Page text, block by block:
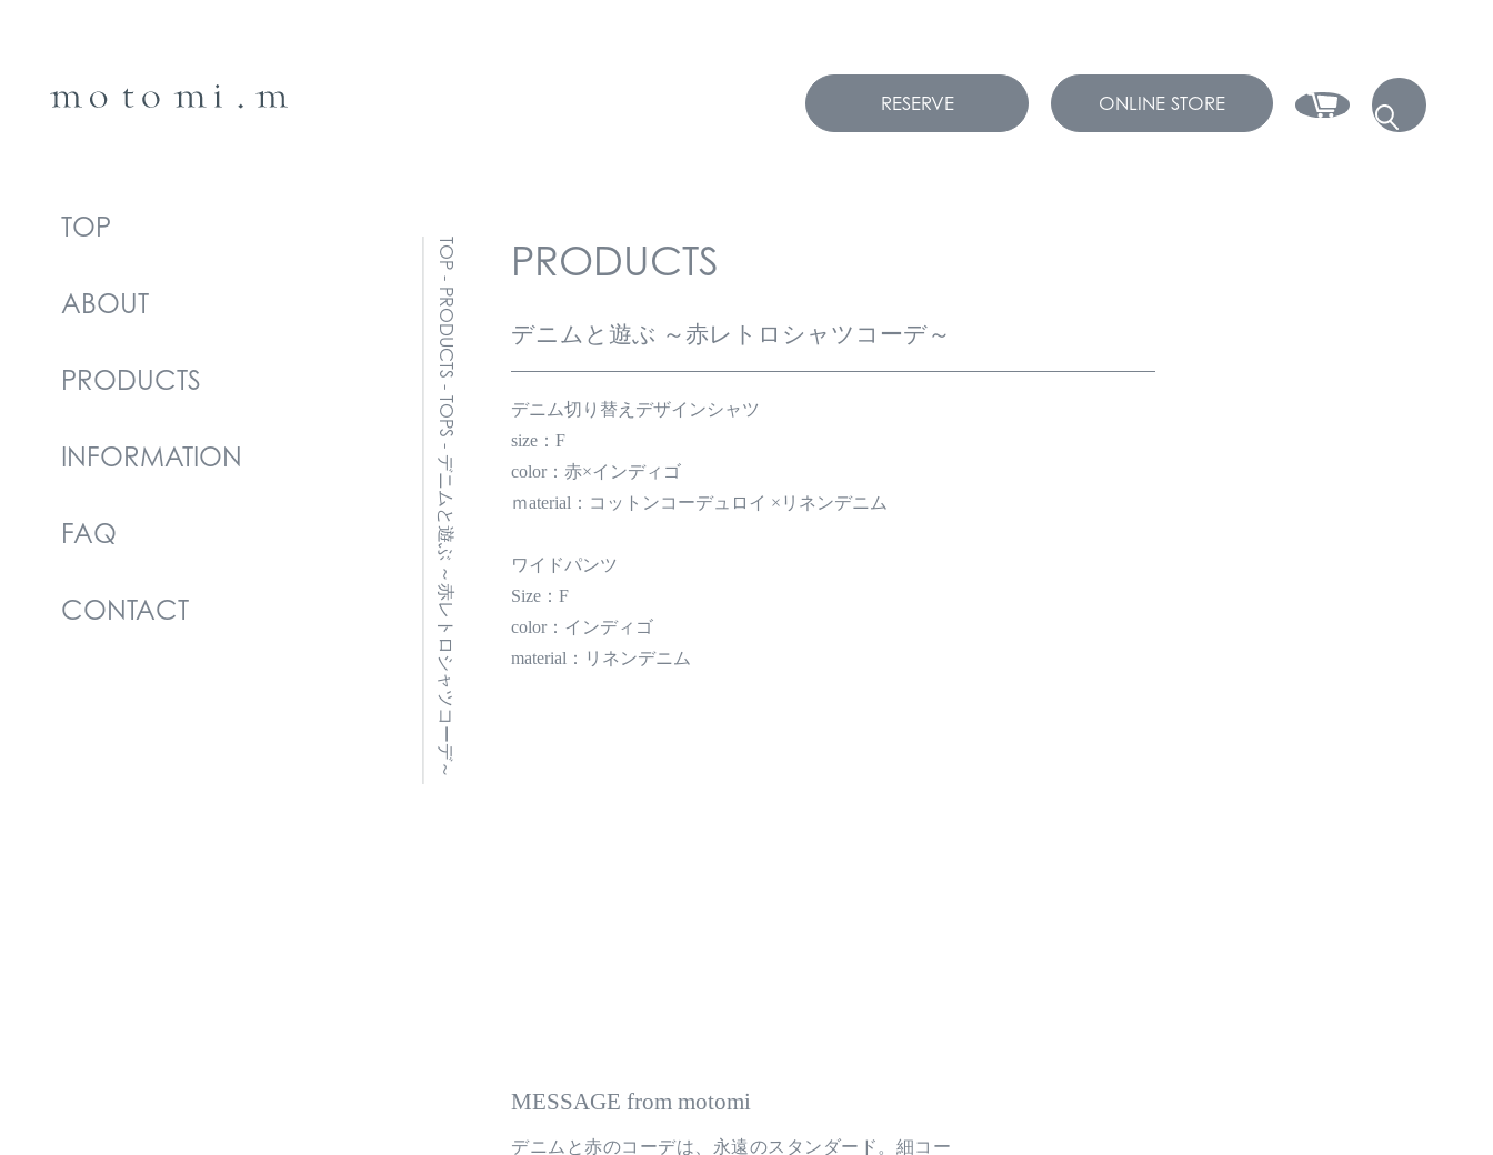
RESERVE ONLINE STORE
TOP
ABOUT
PRODUCTS
INFORMATION
FAQ
CONTACT
TOP
-
PRODUCTS
-
TOPS
-
デニムと遊ぶ ～赤レトロシャツコーデ～
PRODUCTS
デニムと遊ぶ ～赤レトロシャツコーデ～
デニム切り替えデザインシャツ
size：F
color：赤×インディゴ
ｍaterial：コットンコーデュロイ ×リネンデニム
ワイドパンツ
Size：F
color：インディゴ
material：リネンデニム
MESSAGE from motomi
デニムと赤のコーデは、永遠のスタンダード。細コー